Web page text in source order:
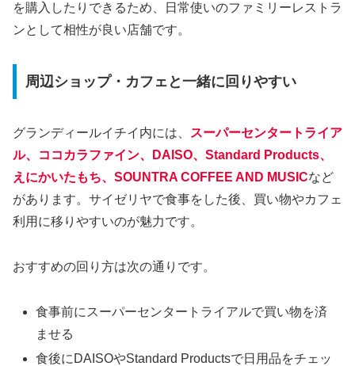
を購入したりできるため、日常使いのファミリーレストラ
ンとして相性が良い店舗です。
周辺ショップ・カフェと一緒に回りやすい
グランディールイチイ内には、
スーパーセンタートライア
ル、ココカラファイン、DAISO、Standard Products、
えにかいたもち、SOUNTRA COFFEE AND MUSICなど
があります。サイゼリヤで食事をした後、買い物やカフェ
利用に移りやすいのが魅力です。
おすすめの回り方は次の通りです。
食事前にスーパーセンタートライアルで買い物を済
ませる
食後にDAISOやStandard Productsで日用品をチェッ